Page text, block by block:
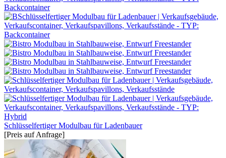
Schlüsselfertiger Modulbau für Ladenbauer
[Preis auf Anfrage]